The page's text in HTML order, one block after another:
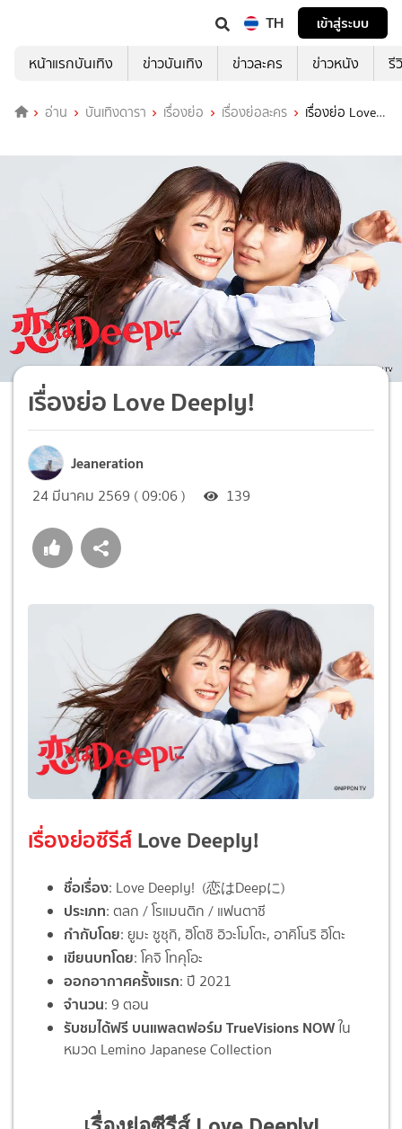
TH
เข้าสู่ระบบ
หน้าแรกบันเทิง
ข่าวบันเทิง ข่าวละคร ข่าวหนัง รี
อ่าน บันเทิงดารา เรื่องย่อ เรื่องย่อละคร
เรื่องย่อ Love
เรื่องย่อ Love Deeply!
Jeaneration
24 มีนาคม 2569 ( 09:06 ) 139
เรื่องย่อซีรีส์Love Deeply!
ชื่อเรื่อง: Love Deeply! (恋はDeepに)
ประเภท: ตลก / โรแมนติก / แฟนตาซี
กำกับโดย: ยูมะ ซูซุกิ, ฮิโตชิ อิวะโมโตะ, อาคิโนริ อิโตะ
เขียนบทโดย: โคจิ โทคุโอะ
ออกอากาศครั้งแรก: ปี 2021
จำนวน: 9 ตอน
รับชมได้ฟรี บนแพลตฟอร์ม TrueVisions NOWใน
หมวด Lemino Japanese Collection